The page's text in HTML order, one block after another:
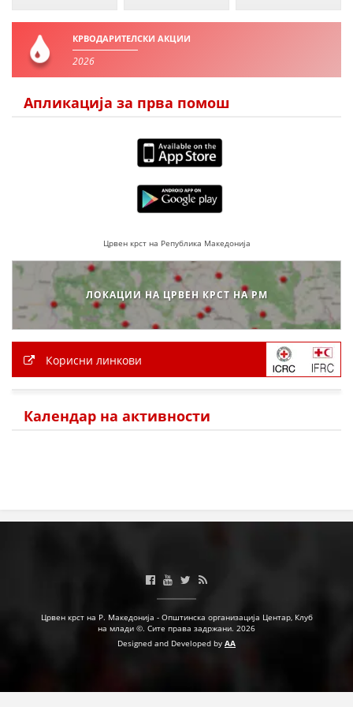
ПРИРАЧНИЦИ
ЕДУКАТИВНО ИНФОРМАТИВНИ МАТЕРИЈАЛИ
БРОШУРИ
ПРЕЗЕНТАЦИИ
КРВОДАРИТЕЛСКИ АКЦИИ
2026
Апликација за прва помош
Црвен крст на Република Македонија
ЛОКАЦИИ НА ЦРВЕН КРСТ НА РМ
Корисни линкови
Календар на активности
Црвен крст на Р. Македонија - Општинска организација Центар, Клуб
на млади ©. Сите права задржани. 2026
Designed and Developed by AA